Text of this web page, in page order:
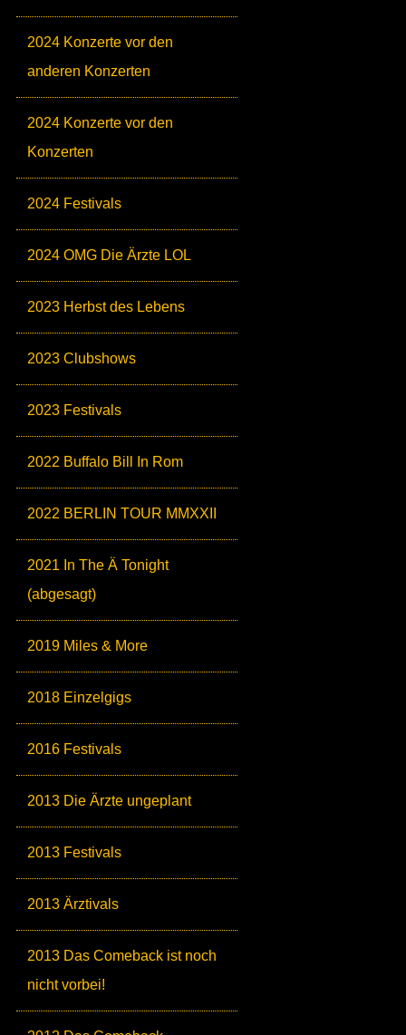
2024 Konzerte vor den
anderen Konzerten
2024 Konzerte vor den
Konzerten
2024 Festivals
2024 OMG Die Ärzte LOL
2023 Herbst des Lebens
2023 Clubshows
2023 Festivals
2022 Buffalo Bill In Rom
2022 BERLIN TOUR MMXXII
2021 In The Ä Tonight
(abgesagt)
2019 Miles & More
2018 Einzelgigs
2016 Festivals
2013 Die Ärzte ungeplant
2013 Festivals
2013 Ärztivals
2013 Das Comeback ist noch
nicht vorbei!